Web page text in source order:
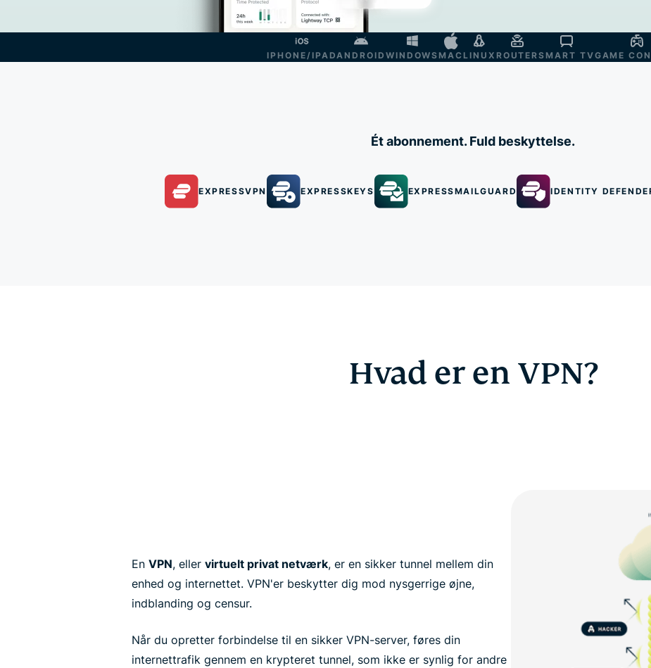
IPHONE/IPADANDROID WINDOWSMACLINUX ROUTERSMART TVGAME
Ét abonnement. Fuld beskyttelse.
EXPRESSVPN EXPRESSKEYS EXPRESSMAILGUARD IDENTITY
Hvad er en VPN?
En VPN, eller virtuelt privat netværk, er en sikker tunnel mellem din
enhed og internettet. VPN'er beskytter dig mod nysgerrige øjne,
indblanding og censur.
Når du opretter forbindelse til en sikker VPN-server, føres din
internettrafik gennem en krypteret tunnel, som ikke er synlig for andre